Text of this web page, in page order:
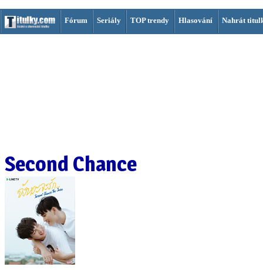
Fórum Seriály TOP trendy Hlasování Nahrát
Second Chance